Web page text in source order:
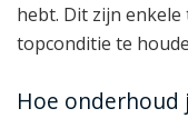
hebt. Dit zijn
topconditie te
Hoe onderhoud